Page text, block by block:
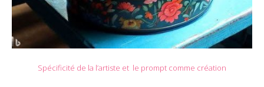
Spécificité de la l’artiste et le prompt comme création